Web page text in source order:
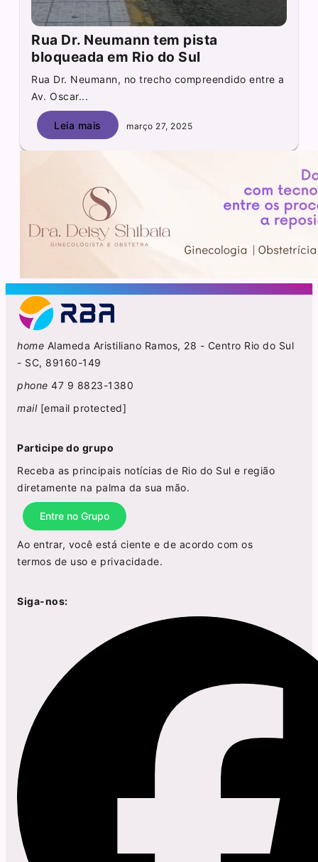
Rua Dr. Neumann tem pista
bloqueada em Rio do Sul
Rua Dr. Neumann, no trecho compreendido entre a
Av. Oscar...
Leia mais março 27, 2025
home Alameda Aristiliano Ramos, 28 - Centro Rio do Sul
- SC, 89160-149
phone 47 9 8823-1380
mail [email protected]
Participe do grupo
Receba as principais notícias de Rio do Sul e região
diretamente na palma da sua mão.
Entre no Grupo
Ao entrar, você está ciente e de acordo com os
termos de uso e privacidade.
Siga-nos: